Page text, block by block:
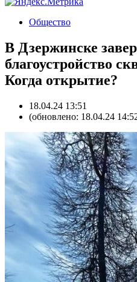
Общество
В Дзержинске
благоустройство
Когда открытие?
18.04.24 13:51
(обновлено: 18.04.24